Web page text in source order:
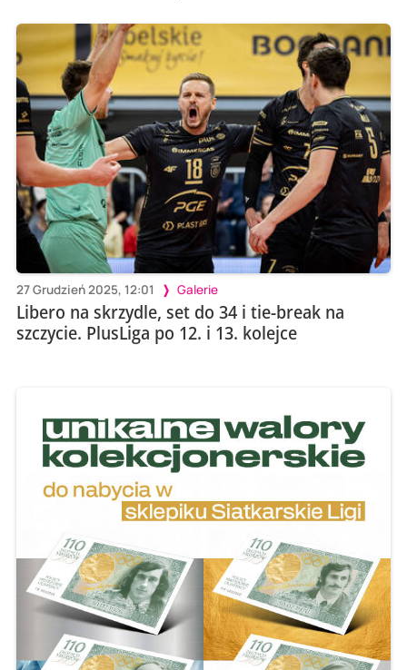
27 Grudzień 2025, 12:01 Galerie
Libero na skrzydle, set do 34 i tie-break na
szczycie. PlusLiga po 12. i 13. kolejce